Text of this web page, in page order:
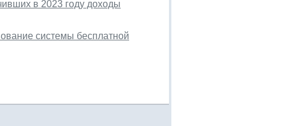
в 2023 году доходы
системы бесплатной